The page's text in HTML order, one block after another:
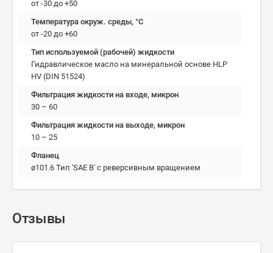
от -30 до +50
Температура окруж. среды, °C
от -20 до +60
Тип используемой (рабочей) жидкости
Гидравлическое масло на минеральной основе HLP
HV (DIN 51524)
Фильтрация жидкости на входе, микрон
30 – 60
Фильтрация жидкости на выходе, микрон
10 – 25
Фланец
ø101.6 Тип 'SAE B' с реверсивным вращением
Отзывы